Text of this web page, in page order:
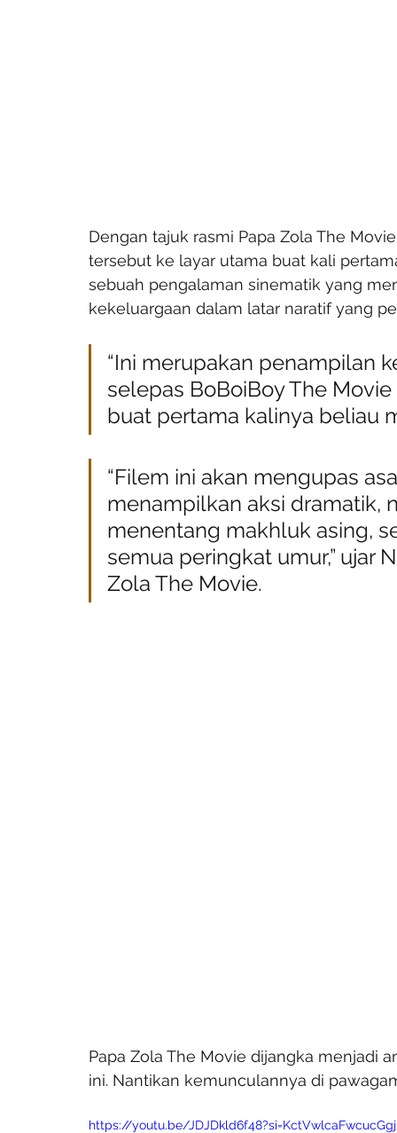
Dengan tajuk rasmi Papa Zola The
tersebut ke layar utama buat kali
sebuah pengalaman sinematik yang
kekeluargaan dalam latar naratif yang
“Ini merupakan penampilan
selepas BoBoiBoy The
buat pertama kalinya beliau
“Filem ini akan mengupas
menampilkan aksi dramatik,
menentang makhluk asing,
semua peringkat umur,” ujar
Zola The Movie.
Papa Zola The Movie dijangka menjadi
ini. Nantikan kemunculannya di
https://youtu.be/JDJDkld6f48?si=KctVwlcaFwcucGgj